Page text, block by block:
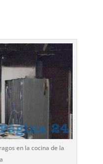
en la cocina de la